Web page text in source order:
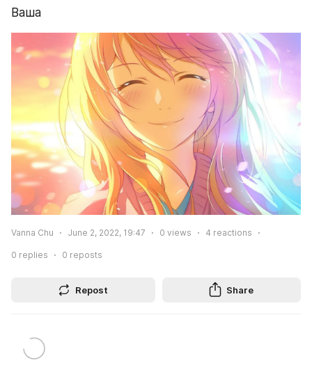
Ваша
Vanna Chu June 2, 2022, 19:47 0 views 4 reactions
0 replies 0 reposts
Repost Share